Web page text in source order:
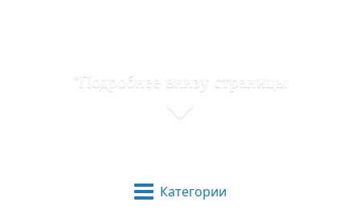
*Подробнее внизу страницы
Категории